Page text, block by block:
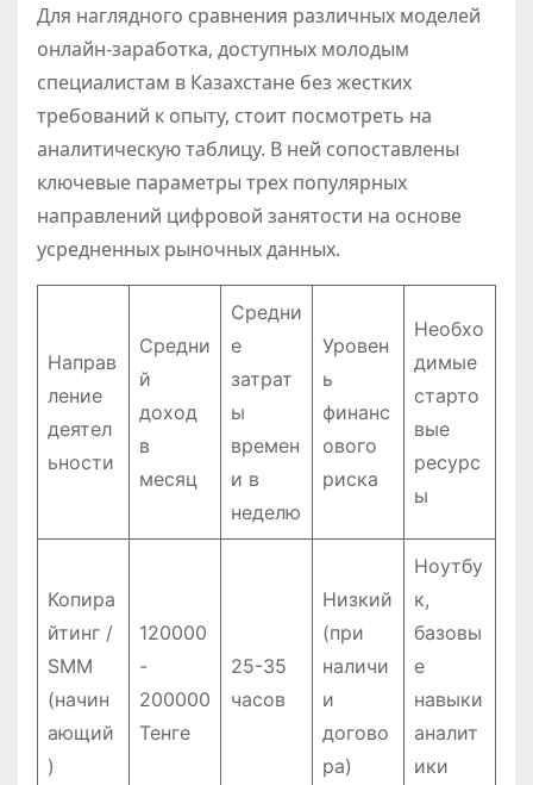
Для наглядного сравнения различных моделей
онлайн-заработка, доступных молодым
специалистам в Казахстане без жестких
требований к опыту, стоит посмотреть на
аналитическую таблицу. В ней сопоставлены
ключевые параметры трех популярных
направлений цифровой занятости на основе
усредненных рыночных данных.
Направ
ление
деятел
ьности
Средни
й
доход
в
месяц
Средни
е
затрат
ы
времен
и в
неделю
Уровен
ь
финанс
ового
риска
Необхо
димые
старто
вые
ресурс
ы
Копира
йтинг /
SMM
(начин
ающий
)
120000
-
200000
Тенге
25-35
часов
Низкий
(при
наличи
и
догово
ра)
Ноутбу
к,
базовы
е
навыки
аналит
ики